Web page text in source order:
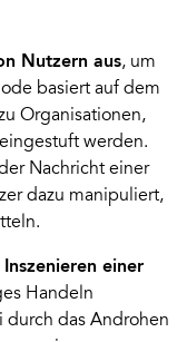
Nutzern aus, um
basiert auf dem
Organisationen,
werden.
Nachricht einer
dazu manipuliert,
Inszenieren einer
Handeln
das Androhen